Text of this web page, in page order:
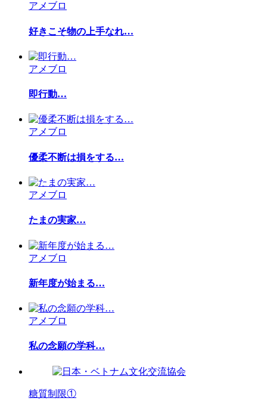
アメブロ
好きこそ物の上手なれ…
アメブロ
即行動…
アメブロ
優柔不断は損をする…
アメブロ
たまの実家…
アメブロ
新年度が始まる…
アメブロ
私の念願の学科…
糖質制限①